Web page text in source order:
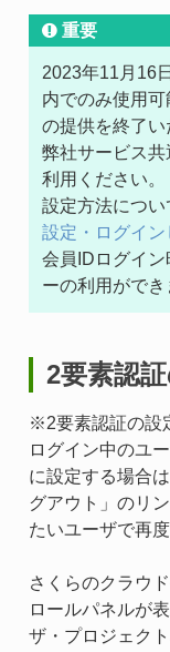
重要
2023年11月16
内でのみ使用
の提供を終了い
弊社サービス共
利用ください。
設定方法につい
設定・ログイン
会員IDログイ
ーの利用ができ
2要素認
※2要素認証の設
ログイン中のユ
に設定する場合
グアウト」のリ
たいユーザで再
さくらのクラウ
ロールパネルが
ザ・プロジェク